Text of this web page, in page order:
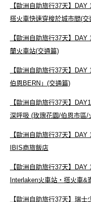
【歐洲自助旅行37天】
搭火車快速穿梭於城市間(交
【歐洲自助旅行37天】
蘭火車站(交通篇)
【歐洲自助旅行37天】
伯恩BERN」(交通篇)
【歐洲自助旅行37天】
深呼吸 (玫瑰花園/伯恩市區/
【歐洲自助旅行37天】
IBIS商旅飯店
【歐洲自助旅行37天】
Interlaken火車站‧搭火車&
【歐洲自助旅行37天】瑞